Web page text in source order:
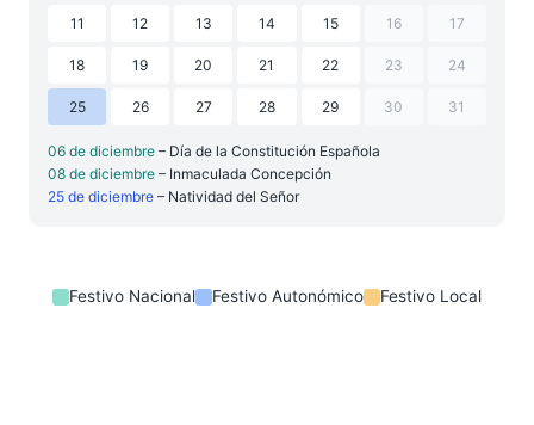
11 12 13 14 15 16 17
18 19 20 21 22 23 24
25 26 27 28 29 30 31
06 de diciembre – Día de la Constitución Española
08 de diciembre – Inmaculada Concepción
25 de diciembre – Natividad del Señor
Festivo Nacional Festivo Autonómico Festivo Local